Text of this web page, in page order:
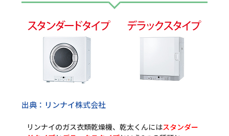
出典：リンナイ株式会社
リンナイのガス衣類乾燥機、乾太くんにはスタンダー